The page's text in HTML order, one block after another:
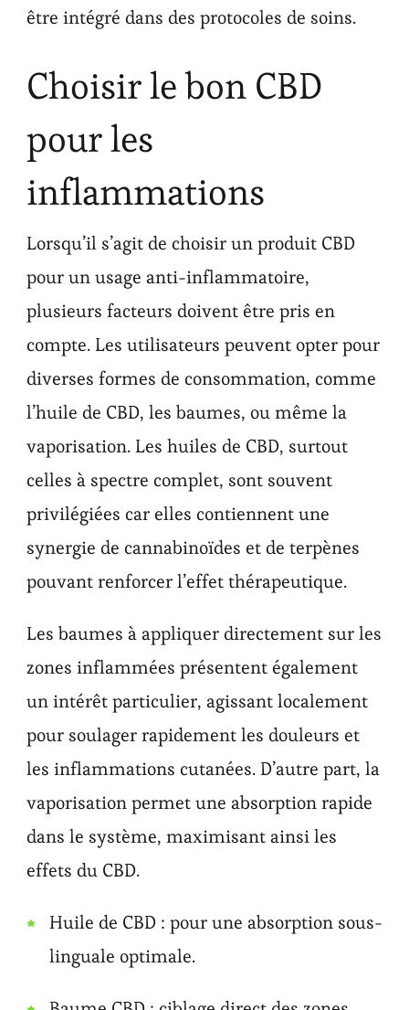
être intégré dans des protocoles de soins.
Choisir le bon CBD
pour les
inflammations
Lorsqu’il s’agit de choisir un produit CBD
pour un usage anti-inflammatoire,
plusieurs facteurs doivent être pris en
compte. Les utilisateurs peuvent opter pour
diverses formes de consommation, comme
l’huile de CBD, les baumes, ou même la
vaporisation. Les huiles de CBD, surtout
celles à spectre complet, sont souvent
privilégiées car elles contiennent une
synergie de cannabinoïdes et de terpènes
pouvant renforcer l’effet thérapeutique.
Les baumes à appliquer directement sur les
zones inflammées présentent également
un intérêt particulier, agissant localement
pour soulager rapidement les douleurs et
les inflammations cutanées. D’autre part, la
vaporisation permet une absorption rapide
dans le système, maximisant ainsi les
effets du CBD.
Huile de CBD : pour une absorption sous-
linguale optimale.